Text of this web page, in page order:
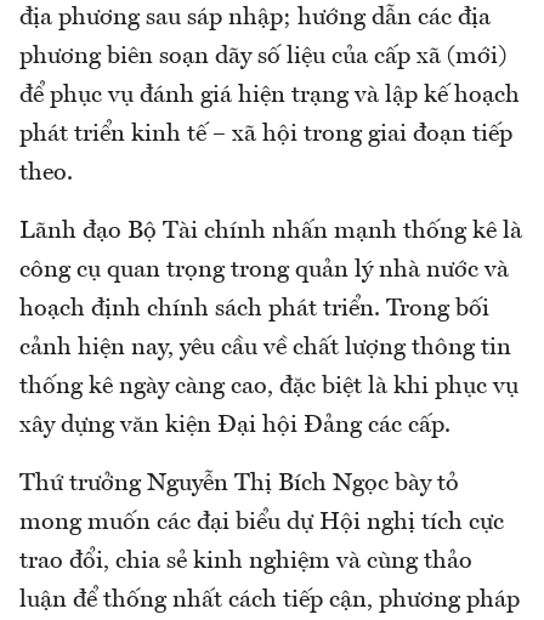
địa phương sau sáp nhập; hướng dẫn các địa
phương biên soạn dãy số liệu của cấp xã (mới)
để phục vụ đánh giá hiện trạng và lập kế hoạch
phát triển kinh tế – xã hội trong giai đoạn tiếp
theo.
Lãnh đạo Bộ Tài chính nhấn mạnh thống kê là
công cụ quan trọng trong quản lý nhà nước và
hoạch định chính sách phát triển. Trong bối
cảnh hiện nay, yêu cầu về chất lượng thông tin
thống kê ngày càng cao, đặc biệt là khi phục vụ
xây dựng văn kiện Đại hội Đảng các cấp.
Thứ trưởng Nguyễn Thị Bích Ngọc bày tỏ
mong muốn các đại biểu dự Hội nghị tích cực
trao đổi, chia sẻ kinh nghiệm và cùng thảo
luận để thống nhất cách tiếp cận, phương pháp